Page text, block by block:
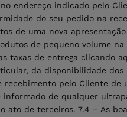
endereço indicado pelo
do seu pedido na
de uma nova
de pequeno volume
taxas de entrega clicando
da disponibilidade
pelo Cliente
de qualquer
de terceiros. 7.4 – As